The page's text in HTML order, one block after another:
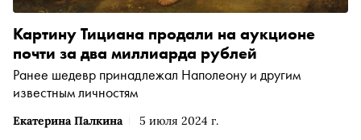
Екатерина Палкина 5 июля 2024 г.
Картину Тициана продали на аукционе
почти за два миллиарда рублей
Ранее шедевр принадлежал Наполеону и другим
известным личностям